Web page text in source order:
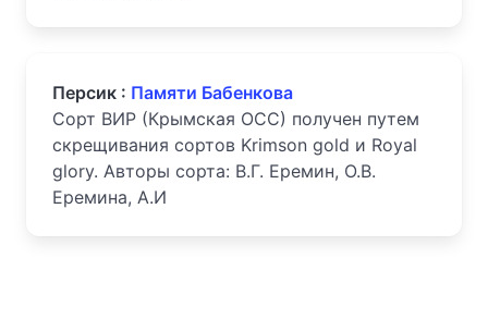
Персик : Памяти Бабенкова
Сорт ВИР (Крымская ОСС) получен путем
скрещивания сортов Krimson gold и Royal
glory. Авторы сорта: В.Г. Еремин, О.В.
Еремина, А.И